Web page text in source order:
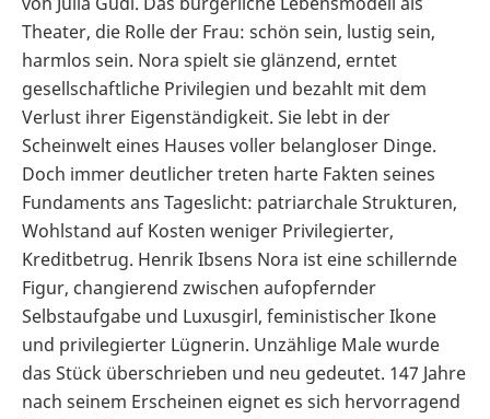
Theater, die Rolle der Frau: schön sein, lustig sein,
harmlos sein. Nora spielt sie glänzend, erntet
gesellschaftliche Privilegien und bezahlt mit dem
Verlust ihrer Eigenständigkeit. Sie lebt in der
Scheinwelt eines Hauses voller belangloser Dinge.
Doch immer deutlicher treten harte Fakten seines
Fundaments ans Tageslicht: patriarchale Strukturen,
Wohlstand auf Kosten weniger Privilegierter,
Kreditbetrug. Henrik Ibsens Nora ist eine schillernde
Figur, changierend zwischen aufopfernder
Selbstaufgabe und Luxusgirl, feministischer Ikone
und privilegierter Lügnerin. Unzählige Male wurde
das Stück überschrieben und neu gedeutet. 147 Jahre
nach seinem Erscheinen eignet es sich hervorragend